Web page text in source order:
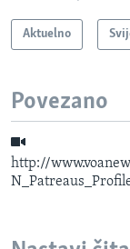
Aktuelno
Povezano
http://